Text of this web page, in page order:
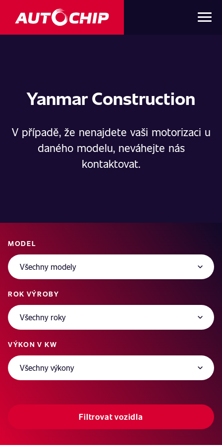
Yanmar Construction
V případě, že nenajdete vaši motorizaci u
daného modelu, neváhejte nás
kontaktovat.
MODEL
ROK VÝROBY
VÝKON V KW
Filtrovat vozidla